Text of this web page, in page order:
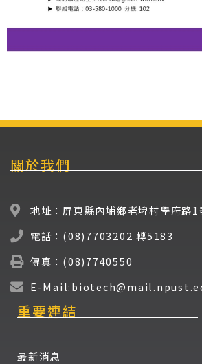
關於我們
地址：屏東縣內埔鄉老埤村學府路
電話：(08)7703202 轉5183
傳真：(08)7740550
E-
重要連結
最新消息